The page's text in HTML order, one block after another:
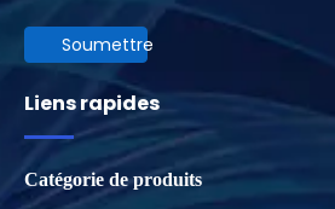
Soumettre
Liens rapides
Catégorie de produits